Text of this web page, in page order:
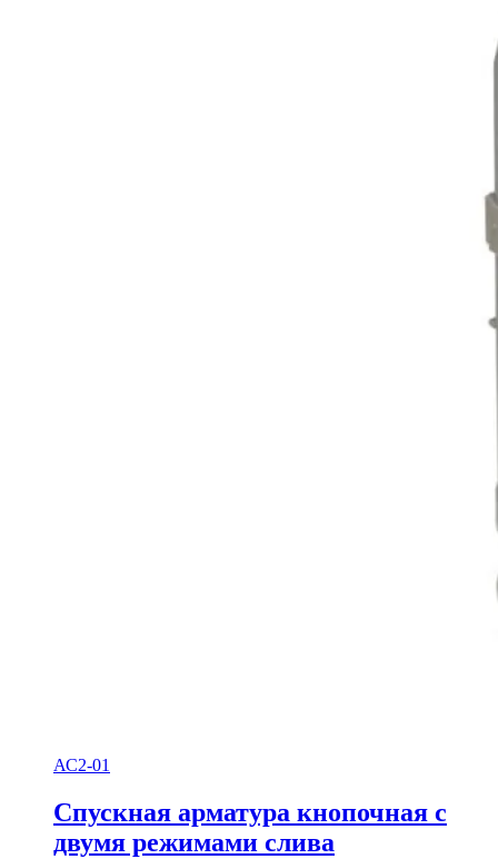
АС2-01
Спускная арматура кнопочная с
двумя режимами слива